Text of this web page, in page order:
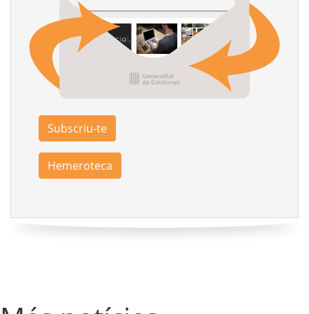
Subscriu-te
Hemeroteca